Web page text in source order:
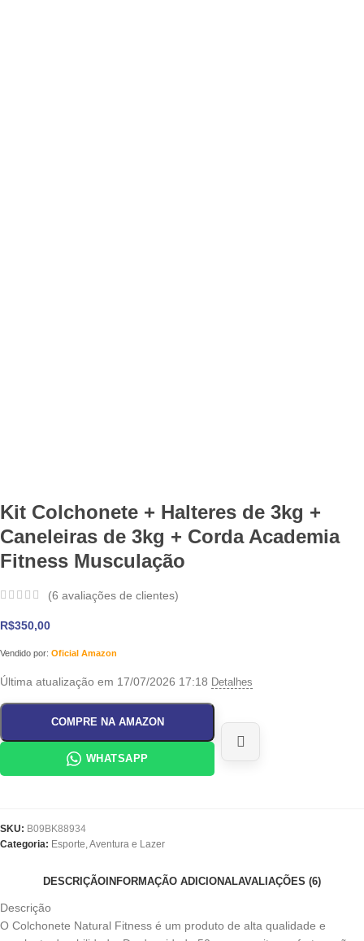
Kit Colchonete + Halteres de 3kg +
Caneleiras de 3kg + Corda Academia
Fitness Musculação
(6 avaliações de clientes)
R$350,00
Vendido por: Oficial Amazon
Última atualização em 17/07/2026 17:18 Detalhes
COMPRE NA AMAZON
WHATSAPP
SKU: B09BK88934
Categoria: Esporte, Aventura e Lazer
DESCRIÇÃO INFORMAÇÃO ADICIONALAVALIAÇÕES (6)
Descrição
O Colchonete Natural Fitness é um produto de alta qualidade e